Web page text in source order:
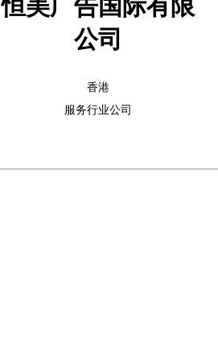
恒美广告国际有限
公司
香港
服务行业公司